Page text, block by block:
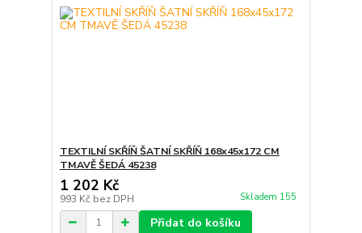
TEXTILNÍ SKŘÍŇ ŠATNÍ SKŘÍŇ 168x45x172 CM
TMAVĚ ŠEDÁ 45238
1 202 Kč
993 Kč bez DPH Skladem 155
Přidat do košíku